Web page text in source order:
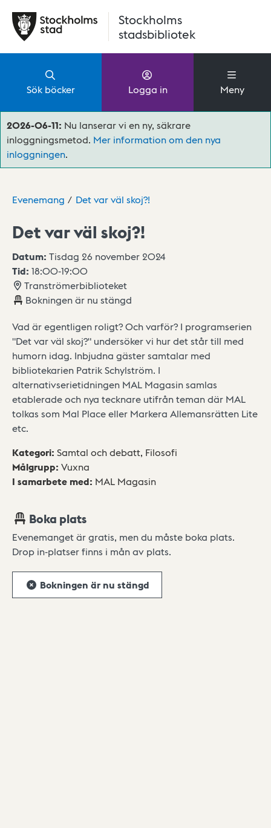
Stockholms
stadsbibliotek
Sök böcker Logga in Meny
2026-06-11: Nu lanserar vi en ny, säkrare
inloggningsmetod. Mer information om den nya
inloggningen.
Evenemang Det var väl skoj?!
Det var väl skoj?!
Datum: Tisdag 26 november 2024
Tid: 18:00-19:00
Tranströmerbiblioteket
Bokningen är nu stängd
Vad är egentligen roligt? Och varför? I programserien
"Det var väl skoj?" undersöker vi hur det står till med
humorn idag. Inbjudna gäster samtalar med
bibliotekarien Patrik Schylström. I
alternativserietidningen MAL Magasin samlas
etablerade och nya tecknare utifrån teman där MAL
tolkas som Mal Place eller Markera Allemansrätten Lite
etc.
Kategori: Samtal och debatt, Filosofi
Målgrupp: Vuxna
I samarbete med: MAL Magasin
Boka plats
Evenemanget är gratis, men du måste boka plats.
Drop in-platser finns i mån av plats.
Bokningen är nu stängd